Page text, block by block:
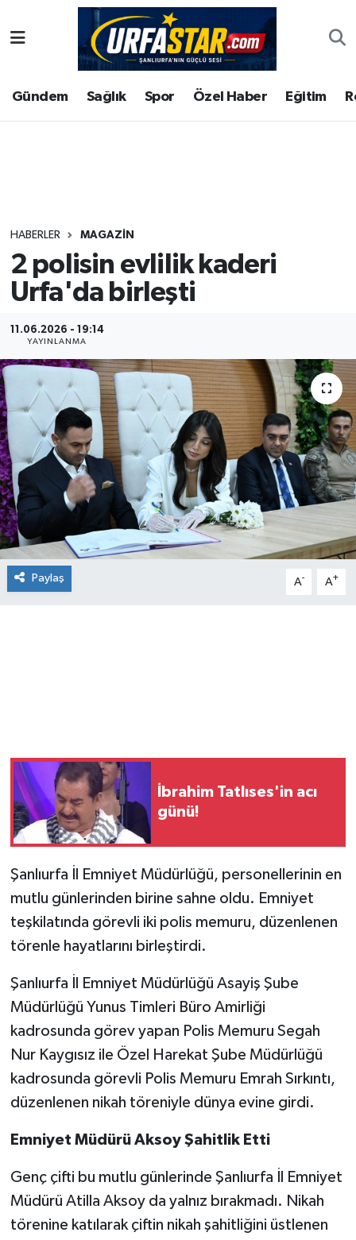
Gündem Sağlık Spor Özel Haber Eğitim
HABERLER MAGAZIN
2 polisin evlilik kaderi
Urfa'da birleşti
11.06.2026 - 19:14
YAYINLANMA
Paylaş A- A+
İbrahim Tatlıses'in acı
günü!
Şanlıurfa İl Emniyet Müdürlüğü, personellerinin en
mutlu günlerinden birine sahne oldu. Emniyet
teşkilatında görevli iki polis memuru, düzenlenen
törenle hayatlarını birleştirdi.
​Şanlıurfa İl Emniyet Müdürlüğü Asayiş Şube
Müdürlüğü Yunus Timleri Büro Amirliği
kadrosunda görev yapan Polis Memuru Segah
Nur Kaygısız ile Özel Harekat Şube Müdürlüğü
kadrosunda görevli Polis Memuru Emrah Sırkıntı,
düzenlenen nikah töreniyle dünya evine girdi.
​Emniyet Müdürü Aksoy Şahitlik Etti
​Genç çifti bu mutlu günlerinde Şanlıurfa İl Emniyet
Müdürü Atilla Aksoy da yalnız bırakmadı. Nikah
törenine katılarak çiftin nikah şahitliğini üstlenen
ASAYİS
ÇEVRE
Gündem
Kültür
Magazin
Şanlıurfa Nöbetçi Eczaneler
Şanlıurfa Hava Durumu
Tüm Manşetler
Son Dakika Haberleri
Haber Arşivi